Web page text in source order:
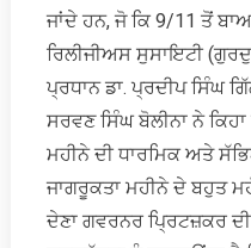
ਜਾਂਦੇ ਹਨ, ਜੋ ਕਿ 9/11 ਤੋਂ
ਰਿਲੀਜੀਅਸ ਸੁਸਾਇਟੀ
ਪ੍ਰਧਾਨ ਡਾ. ਪ੍ਰਦੀਪ ਸਿੰਘ
ਸਰਵਣ ਸਿੰਘ ਬੋਲੀਨਾ ਨੇ
ਮਹੀਨੇ ਦੀ ਧਾਰਮਿਕ ਅਤੇ
ਜਾਗਰੂਕਤਾ ਮਹੀਨੇ ਦੇ ਬਹੁਤ
ਦੇਣਾ ਗਵਰਨਰ ਪ੍ਰਿਟਜ਼ਕਰ